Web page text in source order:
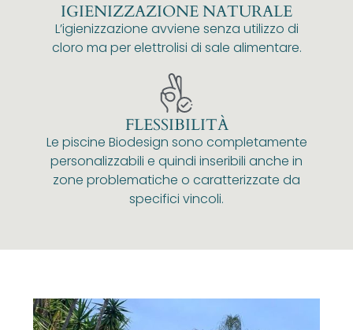
IGIENIZZAZIONE NATURALE
L’igienizzazione avviene senza utilizzo di
cloro ma per elettrolisi di sale alimentare.
FLESSIBILITÀ
Le piscine Biodesign sono completamente
personalizzabili e quindi inseribili anche in
zone problematiche o caratterizzate da
specifici vincoli.